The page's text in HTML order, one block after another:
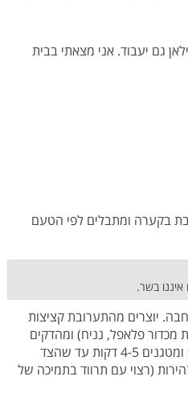
גם יעבוד. אני מצאתי בבית
בקערה ומתבלים לפי הטעם
בשר.
יוצרים מהתערובת קציצות
מכדור פלאפל, נניח) ומהדקים
מעט. מניחים את הקציצות בשמן ומטגנים 4-5 דקות עד שהצד
(רצוי עם תרווד בתמיכה של